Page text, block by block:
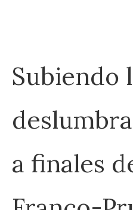
Subiendo
a finales